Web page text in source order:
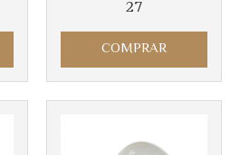
27
COMPRAR